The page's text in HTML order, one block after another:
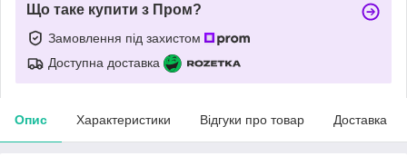
Що таке купити з Пром?
Замовлення під захистом
Доступна доставка
Опис Характеристики Відгуки про товар Доставка